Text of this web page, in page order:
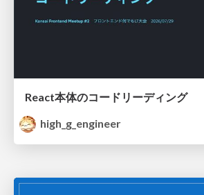
React本体のコードリーディング
high_g_engineer